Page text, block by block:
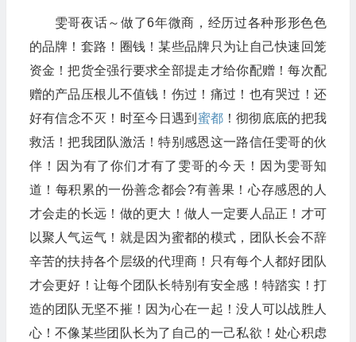
雯哥夜话～做了6年微商，经历过各种形形色色
的品牌！套路！圈钱！某些品牌只为让自己快速回笼
资金！把货全强行要求全部提走才给你配赠！每次配
赠的产品压根儿不值钱！伤过！痛过！也有哭过！还
好有信念不灭！时至今日遇到 蜜都！彻彻底底的把我
救活！把我团队激活！特别感恩这一路信任雯哥的伙
伴！因为有了你们才有了雯哥的今天！因为雯哥知
道！每积累的一份善念都会?️有善果！心存感恩的人
才会走的长远！做的更大！做人一定要人品正！才可
以聚人气运气！就是因为蜜都的模式，团队长会不辞
辛苦的扶持各个层级的代理商！只有每个人都好团队
才会更好！让每个团队长特别有安全感！特踏实！打
造的团队无坚不摧！因为心在一起！没人可以战胜人
心！不像某些团队长为了自己的一己私欲！处心积虑